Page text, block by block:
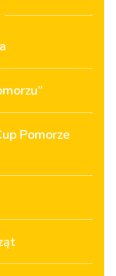
Pomorze